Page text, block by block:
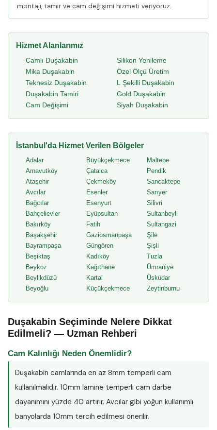
montajı, tamir ve cam değişimi hizmeti veriyoruz.
Hizmet Alanlarımız
Camlı Duşakabin
Mika Duşakabin
Teknesiz Duşakabin
Duşakabin Tamiri
Cam Değişimi
Silikon Yenileme
Özel Ölçü Üretim
L Şekilli Duşakabin
Gold Duşakabin
Siyah Duşakabin
İstanbul'da Hizmet Verilen Bölgeler
Adalar
Arnavutköy
Ataşehir
Avcılar
Bağcılar
Bahçelievler
Bakırköy
Başakşehir
Bayrampaşa
Beşiktaş
Beykoz
Beylikdüzü
Beyoğlu
Büyükçekmece
Çatalca
Çekmeköy
Esenler
Esenyurt
Eyüpsultan
Fatih
Gaziosmanpaşa
Güngören
Kadıköy
Kağıthane
Kartal
Küçükçekmece
Maltepe
Pendik
Sancaktepe
Sarıyer
Silivri
Sultanbeyli
Sultangazi
Şile
Şişli
Tuzla
Ümraniye
Üsküdar
Zeytinburnu
Duşakabin Seçiminde Nelere Dikkat
Edilmeli? — Uzman Rehberi
Cam Kalınlığı Neden Önemlidir?
Duşakabin camlarında en az 8mm temperli cam
kullanılmalıdır. 10mm lamine temperli cam darbe
dayanımını yüzde 40 artırır. Avcılar gibi yoğun kullanımlı
banyolarda 10mm tercih edilmesi önerilir.